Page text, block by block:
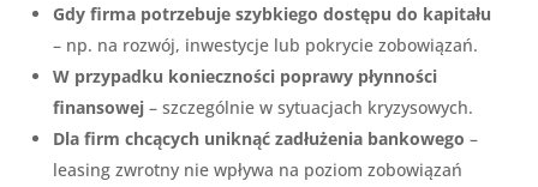
Gdy firma potrzebuje szybkiego dostępu do kapitału
– np. na rozwój, inwestycje lub pokrycie zobowiązań.
W przypadku konieczności poprawy płynności
finansowej – szczególnie w sytuacjach kryzysowych.
Dla firm chcących uniknąć zadłużenia bankowego –
leasing zwrotny nie wpływa na poziom zobowiązań